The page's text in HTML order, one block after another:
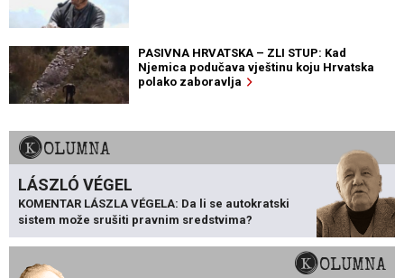
PASIVNA HRVATSKA – ZLI STUP: Kad
Njemica podučava vještinu koju Hrvatska
polako zaboravlja
KOLUMNA
LÁSZLÓ VÉGEL
KOMENTAR LÁSZLA VÉGELA: Da li se autokratski
sistem može srušiti pravnim sredstvima?
KOLUMNA